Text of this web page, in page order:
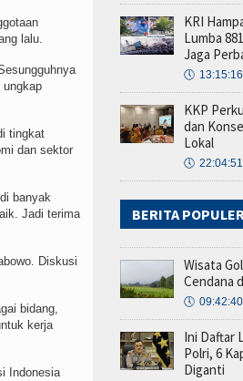
lalu.
ungkap
tingkat
dan sektor
banyak
Jadi terima
Diskusi
bidang,
kerja
Indonesia
KRI
Lumba
Jaga
🕔
KKP
dan
Lokal
🕔
BERITA POPULER
Wisata
Cendana
🕔
Ini Daftar
Polri, 6
Diganti